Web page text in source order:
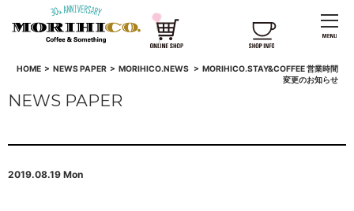
HOME> NEWS PAPER> MORIHICO.NEWS > MORIHICO.STAY&COFFEE 営業時間
変更のお知らせ
NEWS PAPER
2019.08.19 Mon